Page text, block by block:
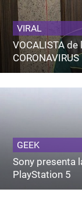
VIRAL
VOCALISTA de
CORONAVIRUS
GEEK
Sony presenta
PlayStation 5